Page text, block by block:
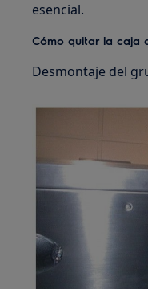
esencial.
Cómo quitar la caja
Desmontaje del